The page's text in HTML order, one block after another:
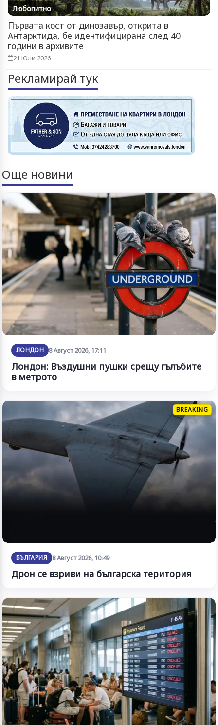
Любопитно
Първата кост от динозавър, открита в
Антарктида, бе идентифицирана след 40
години в архивите
21 Юли 2026
Рекламирай тук
Още новини
ЛОНДОН 8 Август 2026, 17:11
Лондон: Въздушни пушки срещу гълъбите
в метрото
BREAKING
БЪЛГАРИЯ 8 Август 2026, 10:49
Дрон се взриви на българска територия